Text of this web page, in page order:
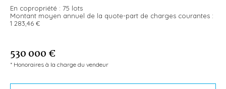
En copropriété : 75 lots
Montant moyen annuel de la quote-part de charges courantes :
1 283,46 €
530 000 €
* Honoraires à la charge du vendeur